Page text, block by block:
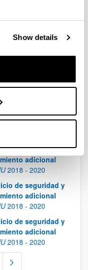
Show details
tratamiento de
de Ciencia,
tratamiento de
2019-2022
en
renal
de seguridad y
adicional
2018 - 2020
de seguridad y
adicional
2018 - 2020
de seguridad y
adicional
2018 - 2020